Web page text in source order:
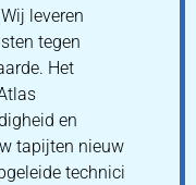
leveren
tegen
Het
en
tapijten nieuw
technici